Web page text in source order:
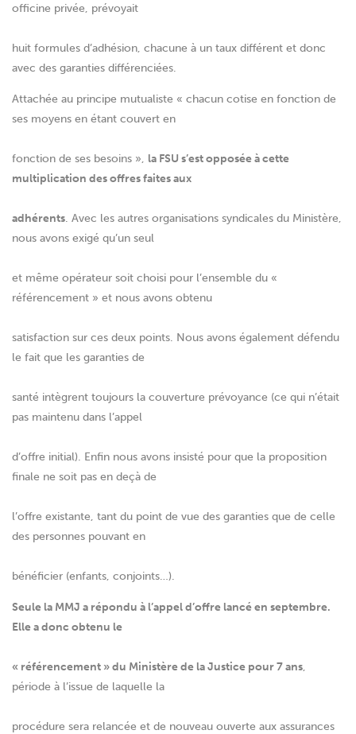
officine privée, prévoyait
huit formules d’adhésion, chacune à un taux différent et donc
avec des garanties différenciées.
Attachée au principe mutualiste « chacun cotise en fonction de
ses moyens en étant couvert en
fonction de ses besoins », la FSU s’est opposée à cette
multiplication des offres faites aux
adhérents. Avec les autres organisations syndicales du Ministère,
nous avons exigé qu’un seul
et même opérateur soit choisi pour l’ensemble du «
référencement » et nous avons obtenu
satisfaction sur ces deux points. Nous avons également défendu
le fait que les garanties de
santé intègrent toujours la couverture prévoyance (ce qui n’était
pas maintenu dans l’appel
d’offre initial). Enfin nous avons insisté pour que la proposition
finale ne soit pas en deçà de
l’offre existante, tant du point de vue des garanties que de celle
des personnes pouvant en
bénéficier (enfants, conjoints…).
Seule la MMJ a répondu à l’appel d’offre lancé en septembre.
Elle a donc obtenu le
« référencement » du Ministère de la Justice pour 7 ans,
période à l’issue de laquelle la
procédure sera relancée et de nouveau ouverte aux assurances